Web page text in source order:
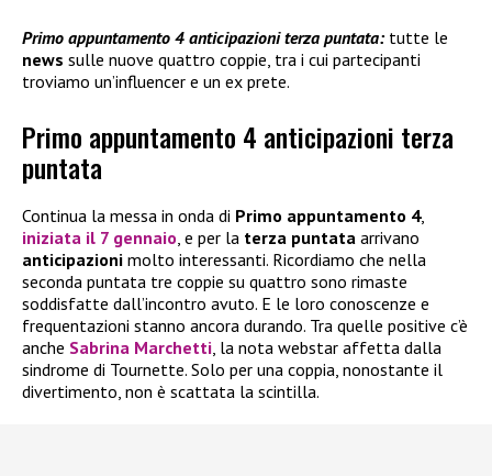
Primo appuntamento 4 anticipazioni terza puntata:tutte le
news sulle nuove quattro coppie, tra i cui partecipanti
troviamo un’influencer e un ex prete.
Primo appuntamento 4 anticipazioni terza
puntata
Continua la messa in onda di Primo appuntamento 4,
iniziata il 7 gennaio, e per la terza puntata arrivano
anticipazioni molto interessanti. Ricordiamo che nella
seconda puntata tre coppie su quattro sono rimaste
soddisfatte dall’incontro avuto. E le loro conoscenze e
frequentazioni stanno ancora durando. Tra quelle positive c’è
anche Sabrina Marchetti, la nota webstar affetta dalla
sindrome di Tournette. Solo per una coppia, nonostante il
divertimento, non è scattata la scintilla.